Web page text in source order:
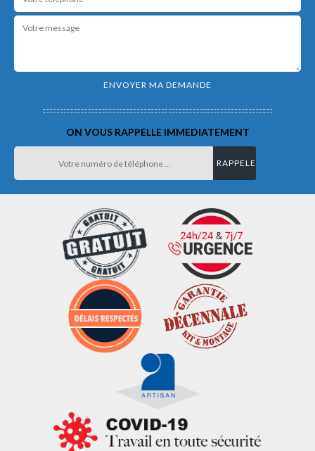
ON VOUS RAPPELLE IMMEDIATEMENT